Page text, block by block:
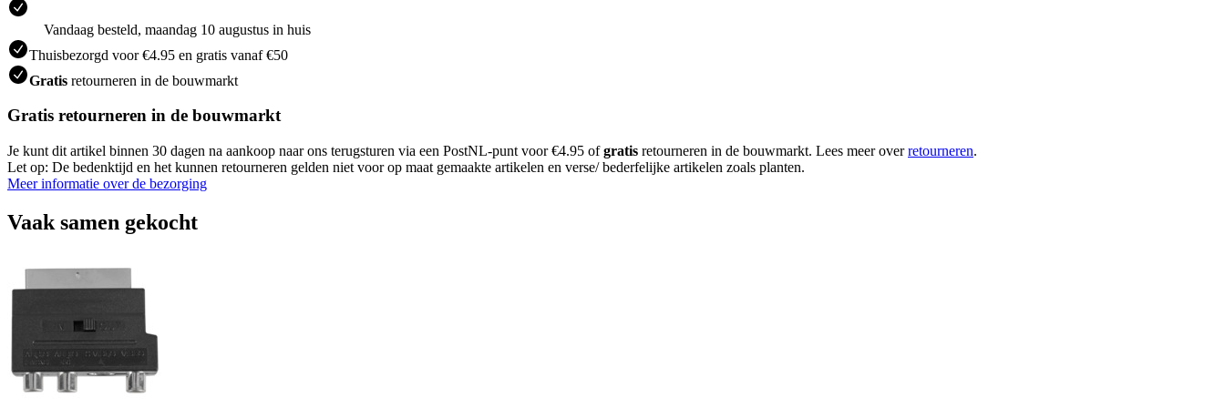
Vandaag besteld, maandag 10 augustus in huis
Thuisbezorgd voor €4.95 en gratis vanaf €50
Gratis retourneren in de bouwmarkt
Gratis retourneren in de bouwmarkt
Je kunt dit artikel binnen 30 dagen na aankoop naar ons terugsturen via een PostNL-punt voor €4.95 ofgratis retourneren in de bouwmarkt. Lees meer overretourneren.
Let op: De bedenktijd en het kunnen retourneren gelden niet voor op maat gemaakte artikelen en verse/ bederfelijke artikelen zoals planten.
Meer informatie over de bezorging
Vaak samen gekocht